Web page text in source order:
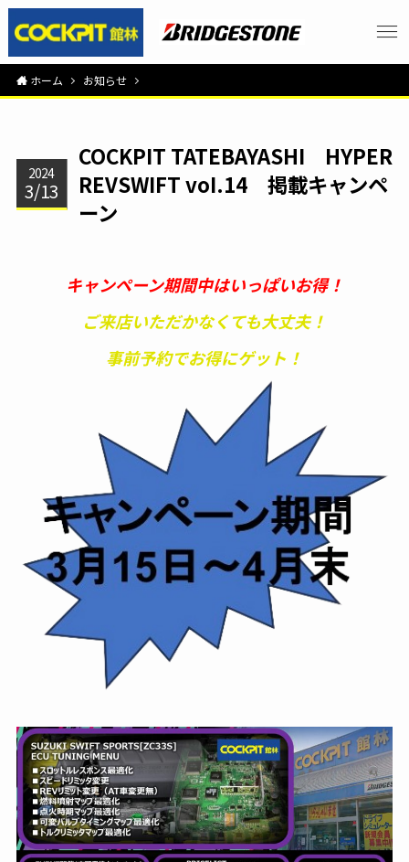
ホーム お知らせ
COCKPIT TATEBAYASHI HYPER
REVSWIFT voI.14 掲載キャンペ
ーン
2024
3/13
キャンペーン期間中はいっぱいお得！
ご来店いただかなくても大丈夫！
事前予約でお得にゲット！